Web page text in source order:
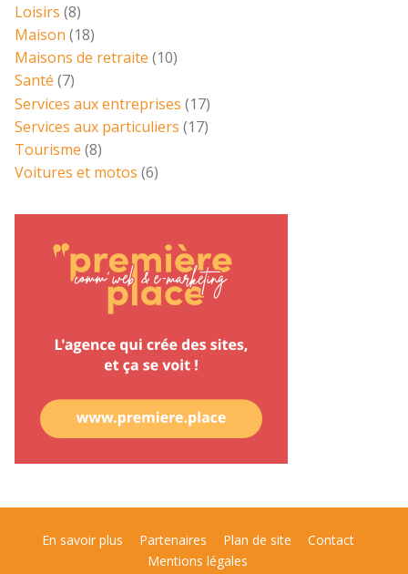
Loisirs (8)
Maison (18)
Maisons de retraite (10)
Santé (7)
Services aux entreprises (17)
Services aux particuliers (17)
Tourisme (8)
Voitures et motos (6)
En savoir plus Partenaires Plan de site
Contact
Mentions légales